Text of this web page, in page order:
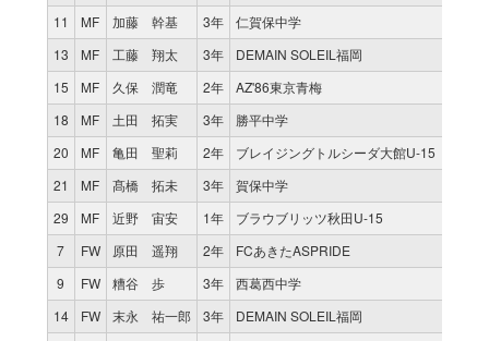
11
MF 加藤 幹基 3年 仁賀保中学
13
MF 工藤 翔太 3年 DEMAIN SOLEIL福岡
15
MF 久保 潤竜 2年 AZ'86東京青梅
18
MF 土田 拓実 3年 勝平中学
20
MF 亀田 聖莉 2年 ブレイジングトルシーダ大館U-15
21
MF 髙橋 拓未 3年 賀保中学
29
MF 近野 宙安 1年 ブラウブリッツ秋田U-15
7
FW 原田 遥翔 2年 FCあきたASPRIDE
9
FW 糟谷 歩 3年 西葛西中学
14
FW 末永 祐一郎 3年 DEMAIN SOLEIL福岡